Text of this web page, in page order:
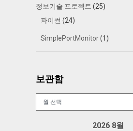
정보기술 프로젝트 (25)
파이썬 (24)
SimplePortMonitor(1)
보관함
2026 8월